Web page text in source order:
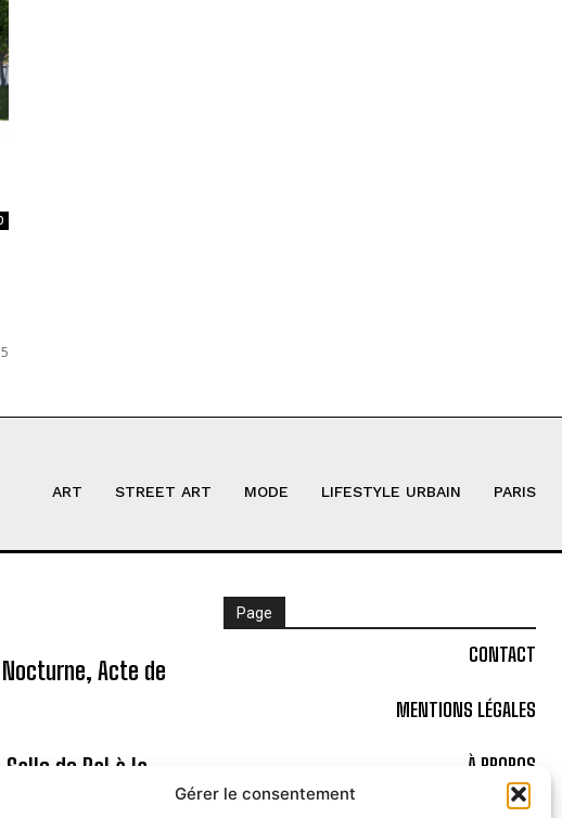
Gérer le consentement
ART STREET ART MODE LIFESTYLE URBAIN PARIS
Acte de
de Bal à la
Page
CONTACT
MENTIONS LÉGALES
À PROPOS